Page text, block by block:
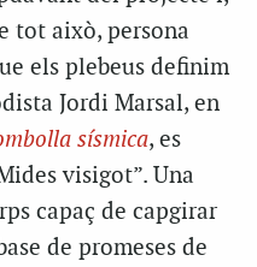
tot això, persona
els plebeus definim
Jordi Marsal, en
sísmica, es
visigot”. Una
capaç de capgirar
de promeses de